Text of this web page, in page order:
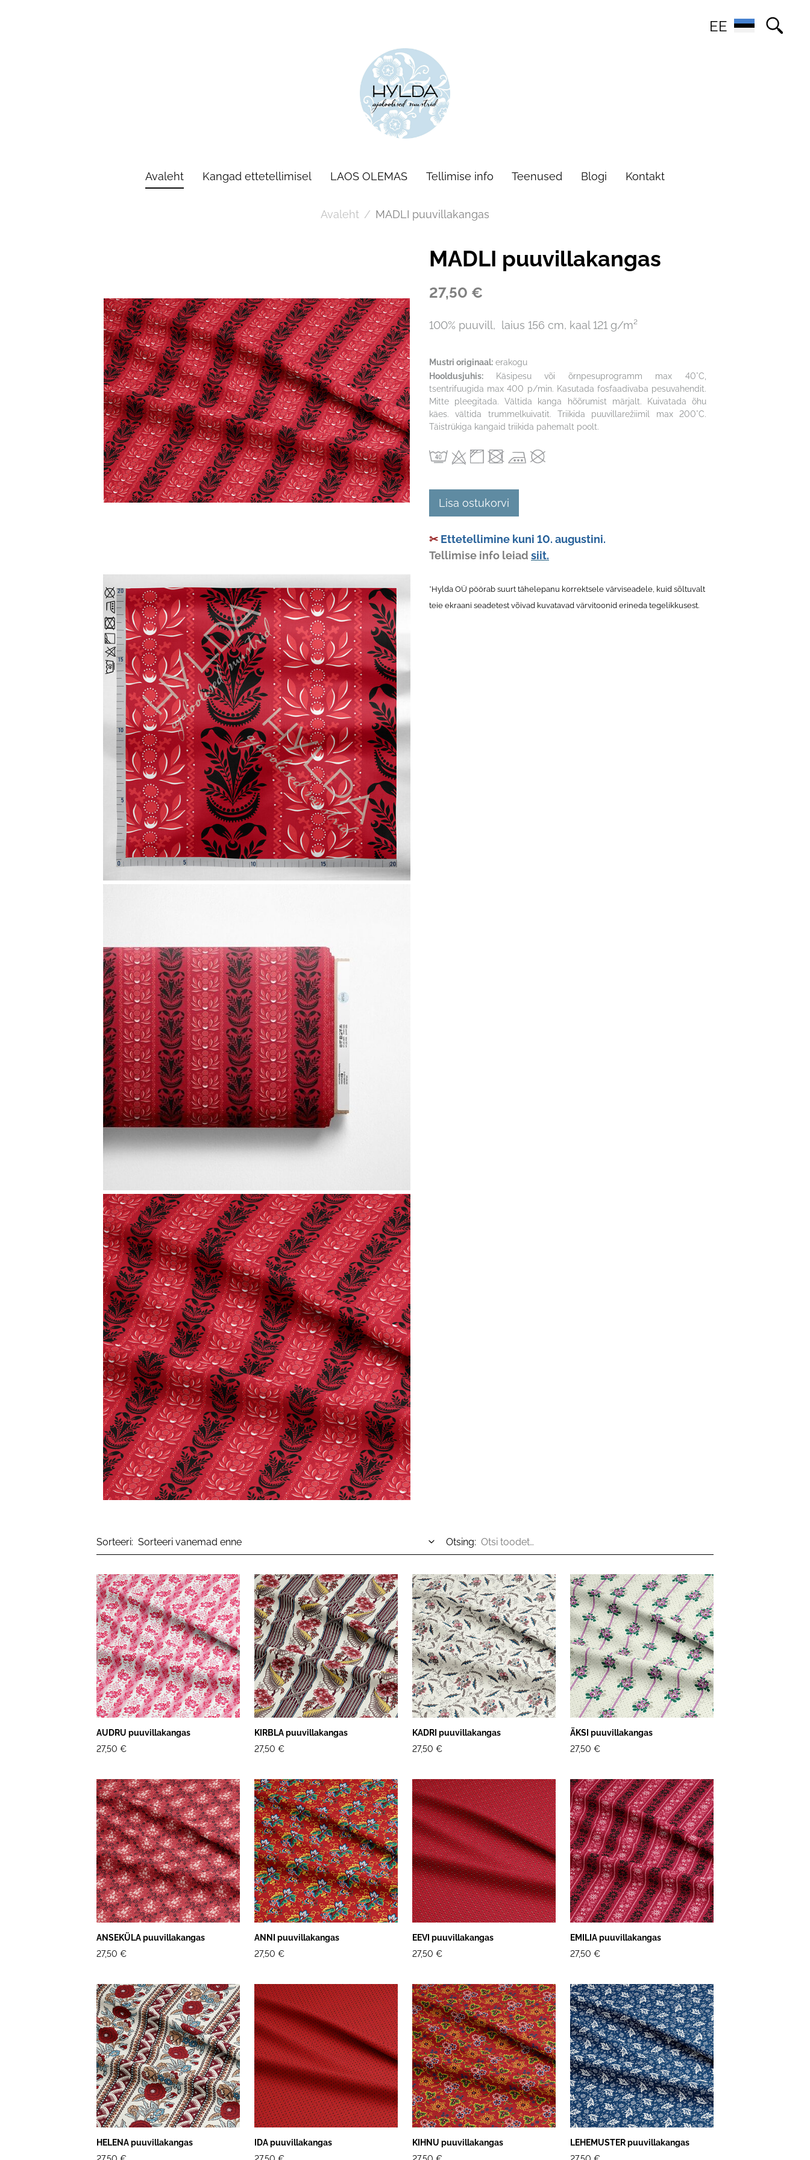
EE
Avaleht Kangad ettetellimisel LAOS OLEMAS Tellimise info Teenused Blogi Kontakt
Avaleht / MADLI puuvillakangas
MADLI puuvillakangas
27,50 €
100% puuvill, laius 156 cm, kaal 121 g/m²
Mustri originaal: erakogu
Hooldusjuhis:
Käsipesu või õrnpesuprogramm max 40°C,
tsentrifuugida max 400 p/min. Kasutada fosfaadivaba pesuvahendit.
Mitte pleegitada. Vältida kanga hõõrumist märjalt. Kuivatada õhu
käes. vältida trummelkuivatit. Triikida puuvillarežiimil max 200°C.
Täistrükiga kangaid triikida pahemalt poolt.
Lisa ostukorvi
✂ Ettetellimine kuni 10. augustini.
Tellimise info leiad siit.
*Hylda OÜ pöörab suurt tähelepanu korrektsele värviseadele, kuid sõltuvalt
teie ekraani seadetest võivad kuvatavad värvitoonid erineda tegelikkusest.
Sorteeri: Otsing:
AUDRU puuvillakangas
27,50 €
KIRBLA puuvillakangas
27,50 €
KADRI puuvillakangas
27,50 €
ÄKSI puuvillakangas
27,50 €
ANSEKÜLA puuvillakangas
27,50 €
ANNI puuvillakangas
27,50 €
EEVI puuvillakangas
27,50 €
EMILIA puuvillakangas
27,50 €
HELENA puuvillakangas
IDA puuvillakangas
KIHNU puuvillakangas
LEHEMUSTER puuvillakangas